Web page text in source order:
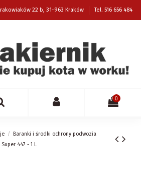
22 b, 31-963 Kraków Tel. 516 656 484
0
Baranki i środki ochrony podwozia
447 - 1 L